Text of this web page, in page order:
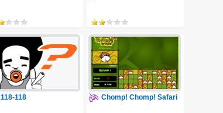
118-118 Chomp! Chomp! Safari